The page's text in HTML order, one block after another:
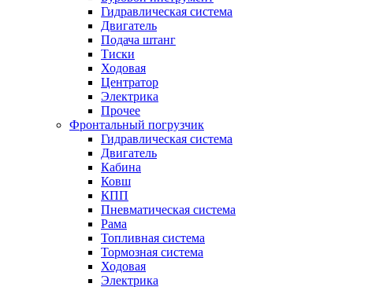
Гидравлическая система
Двигатель
Подача штанг
Тиски
Ходовая
Центратор
Электрика
Прочее
Фронтальный погрузчик
Гидравлическая система
Двигатель
Кабина
Ковш
КПП
Пневматическая система
Рама
Топливная система
Тормозная система
Ходовая
Электрика